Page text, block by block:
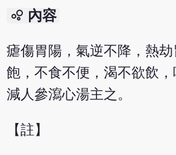
bubble_chart 內容
瘧傷胃陽，氣逆不降，熱
飽，不食不便，渴不欲飲
減人參瀉心湯主之。
【註】